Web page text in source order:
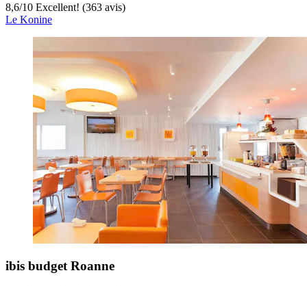
8,6/10 Excellent! (363 avis)
Le Konine
ibis budget Roanne